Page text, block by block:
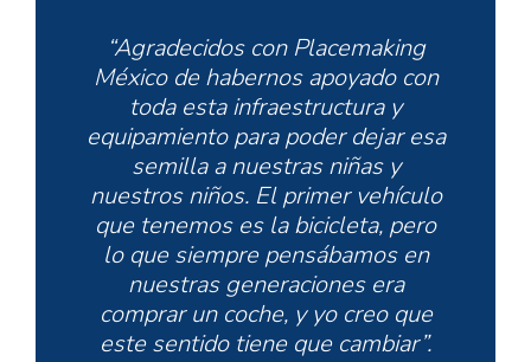
“Agradecidos con Placemaking
México de habernos apoyado con
toda esta infraestructura y
equipamiento para poder dejar esa
semilla a nuestras niñas y
nuestros niños. El primer vehículo
que tenemos es la bicicleta, pero
lo que siempre pensábamos en
nuestras generaciones era
comprar un coche, y yo creo que
este sentido tiene que cambiar”.